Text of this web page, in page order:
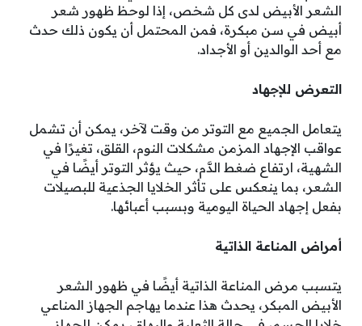
الشعر الأبيض لدى كل شخص، إذا لوحظ ظهور شعر
أبيض في سن مبكرة، فمن المحتمل أن يكون ذلك حدث
مع أحد الوالدين أو الأجداد.
التعرض للإجهاد
يتعامل الجميع مع التوتر من وقت لآخر، يمكن أن تشمل
عواقب الإجهاد المزمن مشكلات النوم، القلق، تغيرًا في
الشهية، ارتفاع ضغط الدَّم، حيث يؤثر التوتر أيضًا في
الشعر، بما ينعكس على تأثر الخلايا الجذعية للبصيلات
بفعل إجهاد الحياة اليومية وبسبب أعبائها.
أمراض المناعة الذاتية
يتسبب مرض المناعة الذاتية أيضًا في ظهور الشعر
الأبيض المبكر، يحدث هذا عندما يهاجم الجهاز المناعي